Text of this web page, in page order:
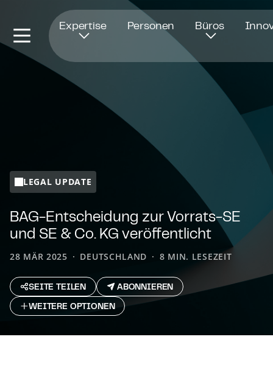
Expertise Personen Büros
LEGAL UPDATE
BAG-Ent­schei­dung zur Vorrats-SE
und SE & Co. KG ver­öf­fent­licht
28 MÄR 2025 DEUTSCHLAND 8 MIN. LESEZEIT
SEITE TEILEN
ABONNIEREN
WEITERE OPTIONEN
Öffnet in einem neuen Fenster